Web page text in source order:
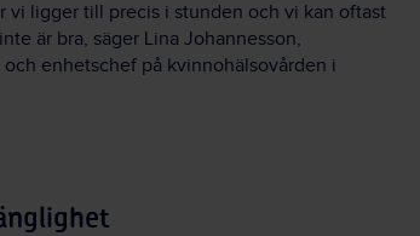
vi ligger till precis i stunden och vi kan oftast
är bra, säger Lina Johannesson,
enhetschef på kvinnohälsovården i